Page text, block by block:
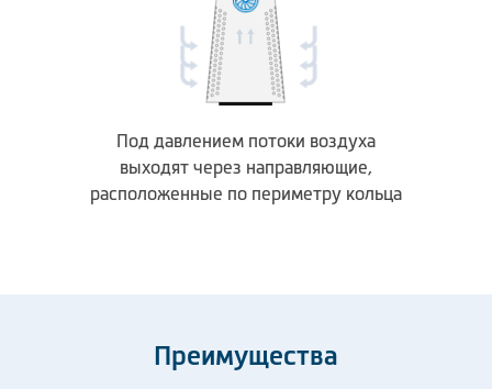
Под давлением потоки воздуха
выходят через направляющие,
расположенные по периметру кольца
Преимущества